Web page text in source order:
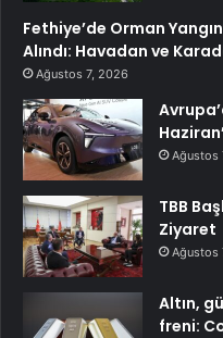
Fethiye’de Orman
Alındı: Havadan ve
Ağustos 7, 2026
Ağustos
TBB
Ziyaret
Ağustos
Altın,
freni: